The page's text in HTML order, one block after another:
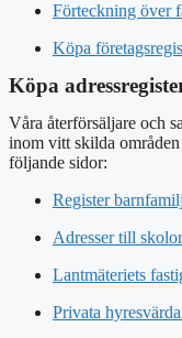
Förteckning över
Köpa
Köpa
Våra återförsäljare och
inom vitt skilda
följande sidor:
Register
Adresser till skolor
Lantmäteriets
Privata